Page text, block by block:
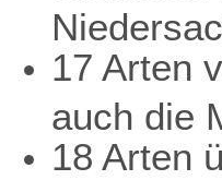
17 Arten
auch die
18 Arten